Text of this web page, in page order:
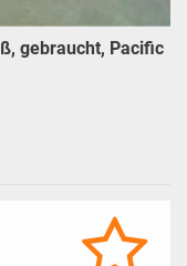
gebraucht, Pacific